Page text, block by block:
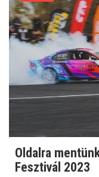
Oldalra
Fesztivál 2023